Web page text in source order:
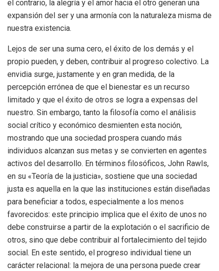
el contrario, la alegría y el amor hacia el otro generan una
expansión del ser y una armonía con la naturaleza misma de
nuestra existencia.
Lejos de ser una suma cero, el éxito de los demás y el
propio pueden, y deben, contribuir al progreso colectivo. La
envidia surge, justamente y en gran medida, de la
percepción errónea de que el bienestar es un recurso
limitado y que el éxito de otros se logra a expensas del
nuestro. Sin embargo, tanto la filosofía como el análisis
social crítico y económico desmienten esta noción,
mostrando que una sociedad prospera cuando más
individuos alcanzan sus metas y se convierten en agentes
activos del desarrollo. En términos filosóficos, John Rawls,
en su «Teoría de la justicia», sostiene que una sociedad
justa es aquella en la que las instituciones están diseñadas
para beneficiar a todos, especialmente a los menos
favorecidos: este principio implica que el éxito de unos no
debe construirse a partir de la explotación o el sacrificio de
otros, sino que debe contribuir al fortalecimiento del tejido
social. En este sentido, el progreso individual tiene un
carácter relacional: la mejora de una persona puede crear